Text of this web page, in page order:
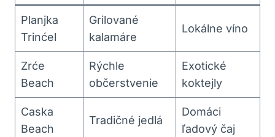
Planjka
Trinćel
Grilované
kalamáre
Lokálne víno
Zrće
Beach
Rýchle
občerstvenie
Exotické
koktejly
Caska
Beach
Tradičné jedlá
Domáci
ľadový čaj